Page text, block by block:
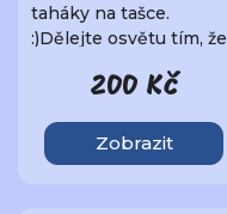
taháky na tašce.
:)Dělejte osvětu tím, že
200 Kč
Zobrazit